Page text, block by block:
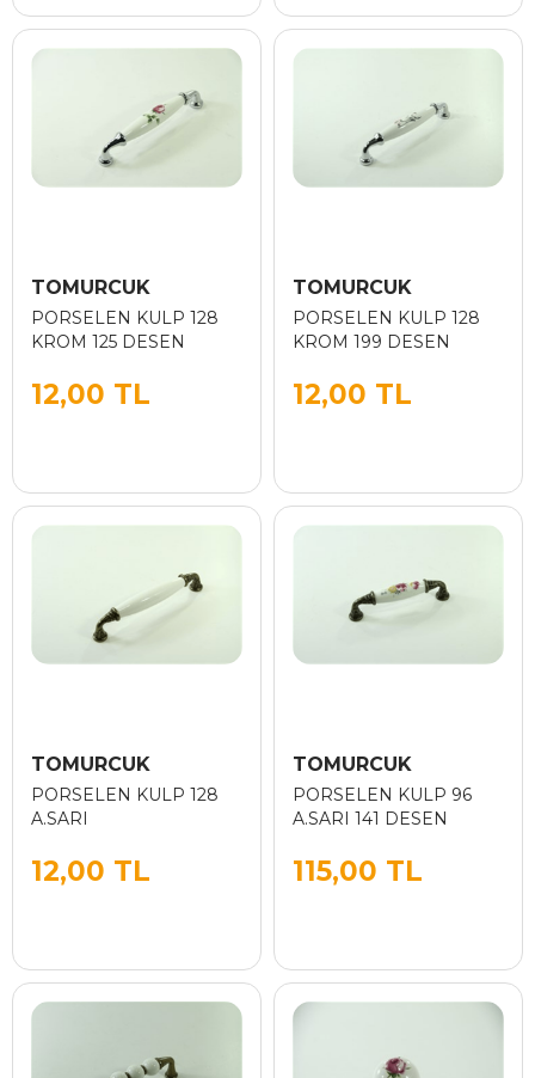
TOMURCUK
PORSELEN KULP 128
KROM 125 DESEN
12,00 TL
TOMURCUK
PORSELEN KULP 128
KROM 199 DESEN
12,00 TL
TOMURCUK
PORSELEN KULP 128
A.SARI
12,00 TL
TOMURCUK
PORSELEN KULP 96
A.SARI 141 DESEN
115,00 TL